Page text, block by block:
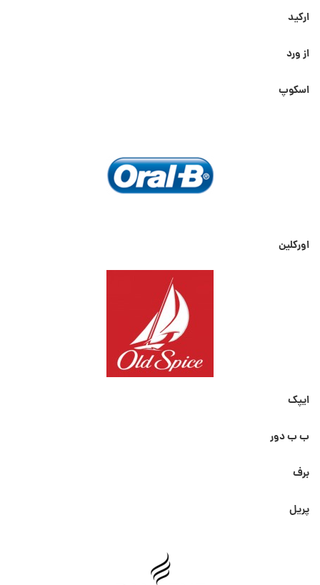
ارکید
از ورد
اسکوپ
اورکلین
ایپک
ب ب دور
برف
پریل